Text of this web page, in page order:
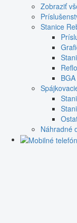
Zobraziť
Stanice
Náhradné